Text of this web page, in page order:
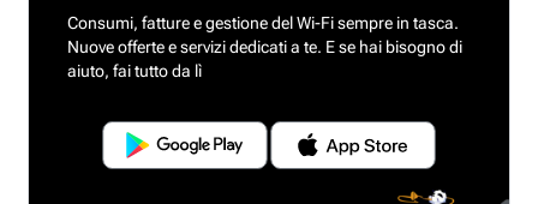
Consumi, fatture e gestione del Wi-Fi sempre in tasca.
Nuove offerte e servizi dedicati a te. E se hai bisogno di
aiuto, fai tutto da lì